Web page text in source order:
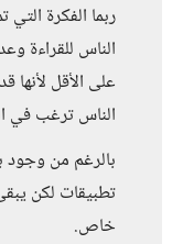
ربما الفكرة
الناس للقراءة
على الأقل لأنها
الناس ترغب في
بالرغم من
تطبيقات لكن
خاص.